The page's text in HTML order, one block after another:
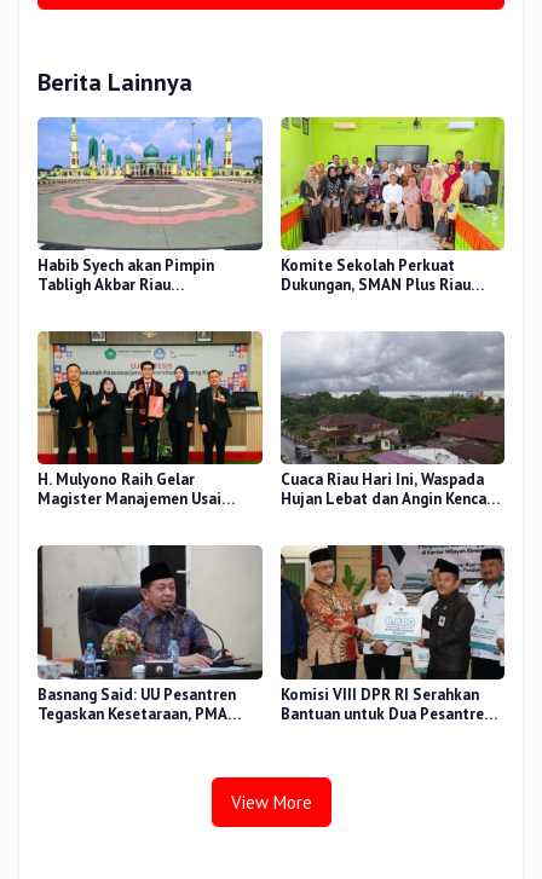
Berita Lainnya
Habib Syech akan Pimpin
Tabligh Akbar Riau
Komite Sekolah Perkuat
Dukungan, SMAN Plus Riau
H. Mulyono Raih Gelar
Magister Manajemen Usai
Cuaca Riau Hari Ini, Waspada
Hujan Lebat dan Angin Kencang
Basnang Said: UU Pesantren
Tegaskan Kesetaraan, PMA
Komisi VIII DPR RI Serahkan
Bantuan untuk Dua Pesantren
View More